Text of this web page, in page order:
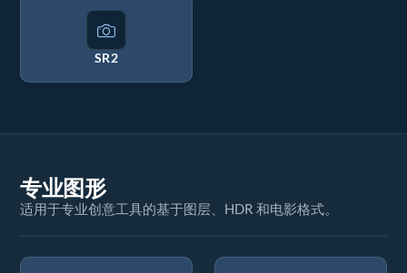
SR2
专业图形
适用于专业创意工具的基于图层、HDR 和电影格式。